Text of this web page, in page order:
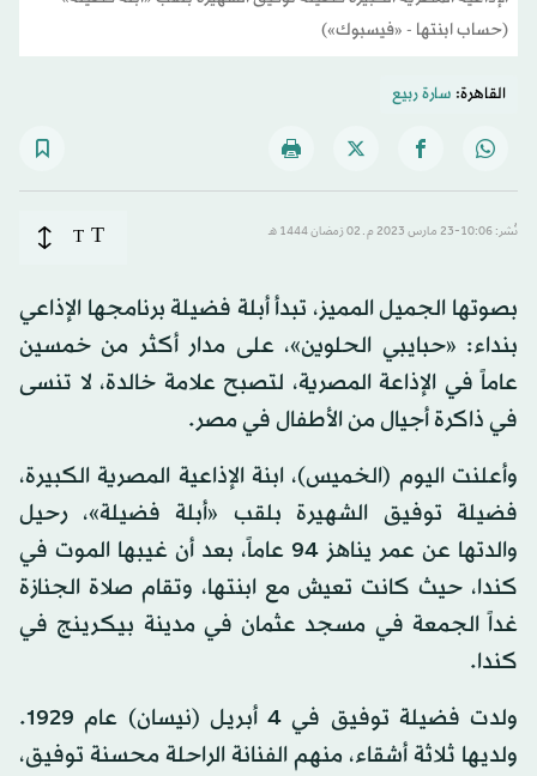
(حساب ابنتها - «فيسبوك»)
القاهرة: سارة ربيع
نُشر: 10:06-23 مارس 2023 م ـ 02 رَمضان 1444 هـ T
T
بصوتها الجميل المميز، تبدأ أبلة فضيلة برنامجها الإذاعي
بنداء: «حبايبي الحلوين»، على مدار أكثر من خمسين
عاماً في الإذاعة المصرية، لتصبح علامة خالدة، لا تنسى
في ذاكرة أجيال من الأطفال في مصر.
وأعلنت اليوم (الخميس)، ابنة الإذاعية المصرية الكبيرة،
فضيلة توفيق الشهيرة بلقب «أبلة فضيلة»، رحيل
والدتها عن عمر يناهز 94 عاماً، بعد أن غيبها الموت في
كندا، حيث كانت تعيش مع ابنتها، وتقام صلاة الجنازة
غداً الجمعة في مسجد عثمان في مدينة بيكرينج في
كندا.
ولدت فضيلة توفيق في 4 أبريل (نيسان) عام 1929.
ولديها ثلاثة أشقاء، منهم الفنانة الراحلة محسنة توفيق،